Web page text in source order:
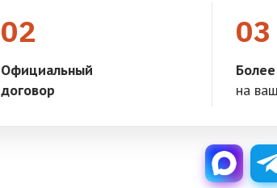
Официальный
договор
на
02 03